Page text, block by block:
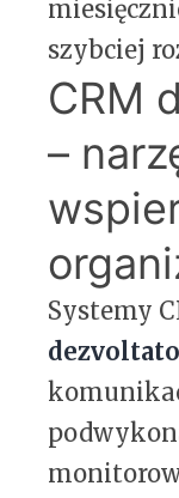
szybciej
CRM
–
Systemy